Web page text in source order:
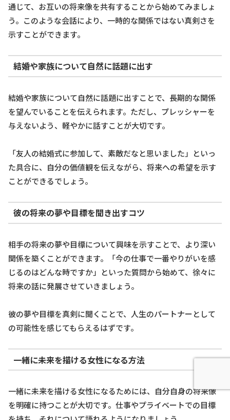
通じて、お互いの将来像を共有することから始めてみましょ
う。このような会話により、一時的な関係ではない真剣さを
示すことができます。
結婚や家族について自然に話題に出す
結婚や家族について自然に話題に出すことで、長期的な関係
を望んでいることを伝えられます。ただし、プレッシャーを
与えないよう、軽やかに話すことが大切です。
「友人の結婚式に参加して、素敵だなと思いました」といっ
た具合に、自分の価値観を伝えながら、将来への希望を示す
ことができるでしょう。
彼の将来の夢や目標を聞き出すコツ
相手の将来の夢や目標について興味を示すことで、より深い
関係を築くことができます。「今の仕事で一番やりがいを感
じるのはどんな時ですか」といった質問から始めて、徐々に
将来の話に発展させていきましょう。
彼の夢や目標を真剣に聞くことで、人生のパートナーとして
の可能性を感じてもらえるはずです。
一緒に未来を描ける女性になる方法
一緒に未来を描ける女性になるためには、自分自身の将来像
を明確に持つことが大切です。仕事やプライベートでの目標